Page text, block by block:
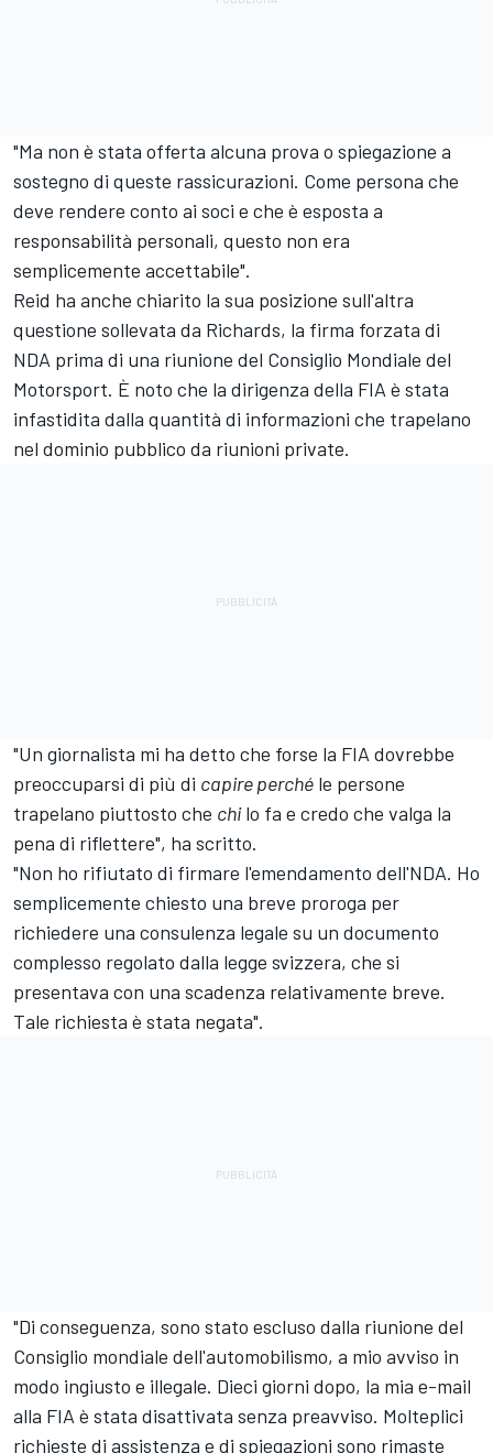
"Ma non è stata offerta alcuna prova o spiegazione a
sostegno di queste rassicurazioni. Come persona che
deve rendere conto ai soci e che è esposta a
responsabilità personali, questo non era
semplicemente accettabile".
Reid ha anche chiarito la sua posizione sull'altra
questione sollevata da Richards, la firma forzata di
NDA prima di una riunione del Consiglio Mondiale del
Motorsport. È noto che la dirigenza della FIA è stata
infastidita dalla quantità di informazioni che trapelano
nel dominio pubblico da riunioni private.
"Un giornalista mi ha detto che forse la FIA dovrebbe
preoccuparsi di più di capire perché le persone
trapelano piuttosto che chilo fa e credo che valga la
pena di riflettere", ha scritto.
"Non ho rifiutato di firmare l'emendamento dell'NDA. Ho
semplicemente chiesto una breve proroga per
richiedere una consulenza legale su un documento
complesso regolato dalla legge svizzera, che si
presentava con una scadenza relativamente breve.
Tale richiesta è stata negata".
"Di conseguenza, sono stato escluso dalla riunione del
Consiglio mondiale dell'automobilismo, a mio avviso in
modo ingiusto e illegale. Dieci giorni dopo, la mia e-mail
alla FIA è stata disattivata senza preavviso. Molteplici
richieste di assistenza e di spiegazioni sono rimaste